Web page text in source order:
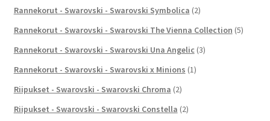
Rannekorut - Swarovski - Swarovski Symbolica (2)
Rannekorut - Swarovski - Swarovski The Vienna Collection (5)
Rannekorut - Swarovski - Swarovski Una Angelic (3)
Rannekorut - Swarovski - Swarovski x Minions (1)
Riipukset - Swarovski - Swarovski Chroma (2)
Riipukset - Swarovski - Swarovski Constella (2)